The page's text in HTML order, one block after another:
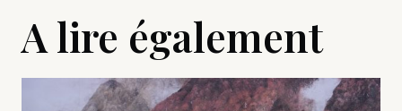
A lire également